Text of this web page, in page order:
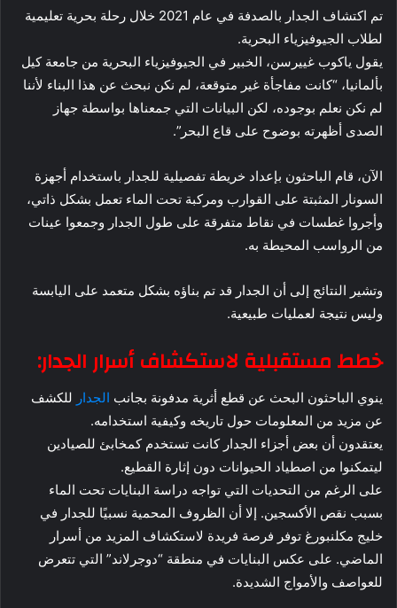
تم اكتشاف الجدار بالصدفة في عام 2021 خلال رحلة بحرية تعليمية
لطلاب الجيوفيزياء البحرية.
يقول ياكوب غييرسن، الخبير في الجيوفيزياء البحرية من جامعة كيل
بألمانيا، “كانت مفاجأة غير متوقعة، لم نكن نبحث عن هذا البناء لأننا
لم نكن نعلم بوجوده، لكن البيانات التي جمعناها بواسطة جهاز
الصدى أظهرته بوضوح على قاع البحر”.
الآن، قام الباحثون بإعداد خريطة تفصيلية للجدار باستخدام أجهزة
السونار المثبتة على القوارب ومركبة تحت الماء تعمل بشكل ذاتي،
وأجروا غطسات في نقاط متفرقة على طول الجدار وجمعوا عينات
من الرواسب المحيطة به.
وتشير النتائج إلى أن الجدار قد تم بناؤه بشكل متعمد على اليابسة
وليس نتيجة لعمليات طبيعية.
خطط مستقبلية لاستكشاف أسرار الجدار:
ينوي الباحثون البحث عن قطع أثرية مدفونة بجانب الجدار للكشف
عن مزيد من المعلومات حول تاريخه وكيفية استخدامه.
يعتقدون أن بعض أجزاء الجدار كانت تستخدم كمخابئ للصيادين
ليتمكنوا من اصطياد الحيوانات دون إثارة القطيع.
على الرغم من التحديات التي تواجه دراسة البنايات تحت الماء
بسبب نقص الأكسجين. إلا أن الظروف المحمية نسبيًا للجدار في
خليج مكلنبورغ توفر فرصة فريدة لاستكشاف المزيد من أسرار
الماضي. على عكس البنايات في منطقة “دوجرلاند” التي تتعرض
للعواصف والأمواج الشديدة.